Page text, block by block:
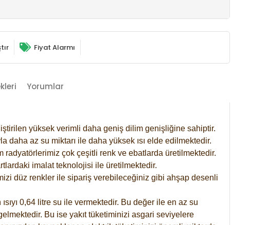
Fiyat Alarmı
Yorumlar
yüksek verimli daha geniş dilim genişliğine sahiptir.
daha az su miktarı ile daha yüksek ısı elde edilmektedir.
radyatörlerimiz çok çeşitli renk ve ebatlarda üretilmektedir.
imalat teknolojisi ile üretilmektedir.
düz renkler ile sipariş verebileceğiniz gibi ahşap desenli
0,64 litre su ile vermektedir. Bu değer ile en az su
Bu ise yakıt tüketiminizi asgari seviyelere